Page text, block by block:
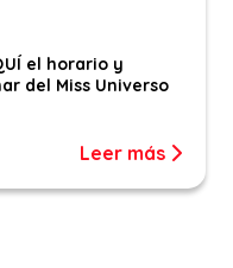
el horario y
del Miss Universo
Leer más